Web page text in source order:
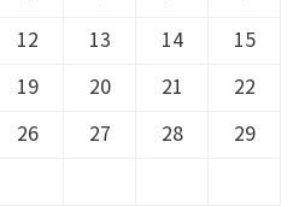
12 13 14 15
19 20 21 22
26 27 28 29